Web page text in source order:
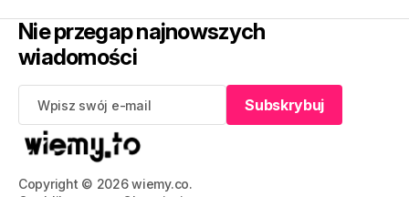
Copyright © 2026 wiemy.co.
Nie przegap najnowszych
wiadomości
Subskrybuj
Subskrybuj